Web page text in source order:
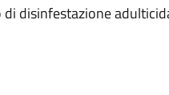
disinfestazione